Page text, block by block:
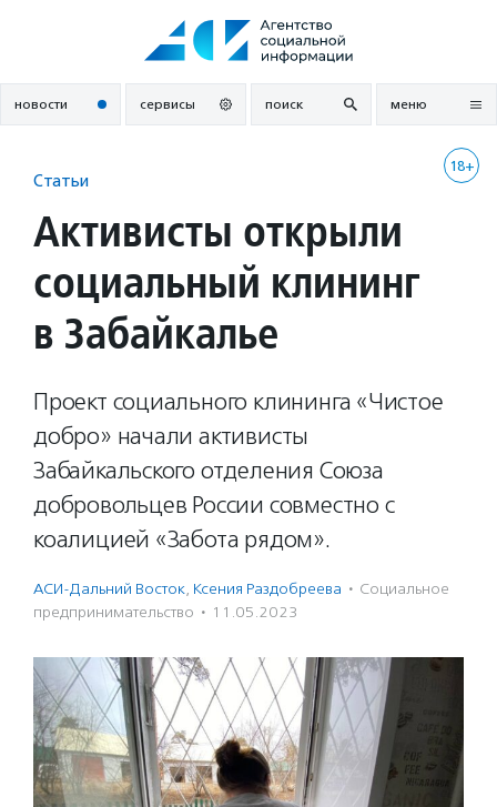
новости сервисы поиск меню
18+
Статьи
Активисты открыли
социальный клининг
в Забайкалье
Проект социального клининга «Чистое
добро» начали активисты
Забайкальского отделения Союза
добровольцев России совместно с
коалицией «Забота рядом».
АСИ-Дальний Восток, Ксения Раздобреева · Социальное
предпри­нима­тель­ство · 11.05.2023